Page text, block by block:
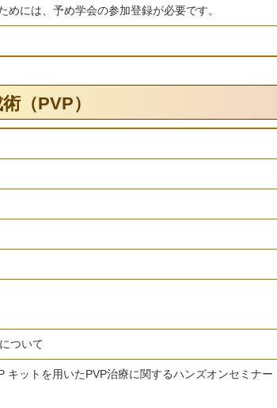
には、予め学会の参加登録が必要です。
（PVP）
ついて
キットを用いたPVP治療に関するハンズオンセミナー